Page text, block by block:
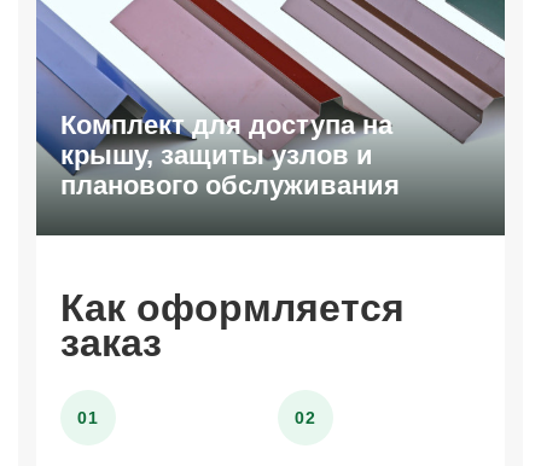
Комплект для доступа на
крышу, защиты узлов и
планового обслуживания
Как оформляется
заказ
01 02